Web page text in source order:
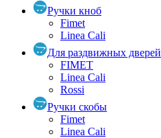
Ручки кноб
Fimet
Linea Cali
Для раздвижных дверей
FIMET
Linea Cali
Rossi
Ручки скобы
Fimet
Linea Cali